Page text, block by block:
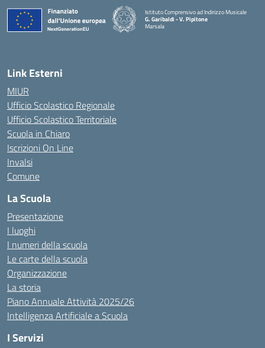
Istituto Comprensivo ad Indirizzo Musicale
G. Garibaldi - V. Pipitone
Marsala
Link Esterni
MIUR
Ufficio Scolastico Regionale
Ufficio Scolastico Territoriale
Scuola in Chiaro
Iscrizioni On Line
Invalsi
Comune
La Scuola
Presentazione
I luoghi
I numeri della scuola
Le carte della scuola
Organizzazione
La storia
Piano Annuale Attività 2025/26
Intelligenza Artificiale a Scuola
I Servizi